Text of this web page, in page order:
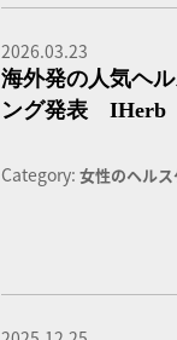
2026.03.23
海外発の人気ヘ
ング発表 IHerb
Category:女性のヘル